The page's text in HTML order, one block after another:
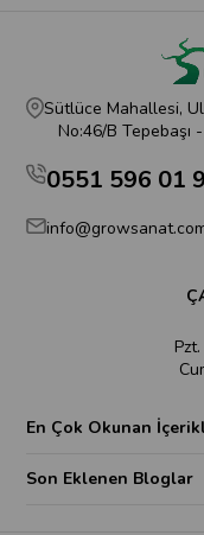
Sütlüce Mahallesi,
No:46/B Tepebaşı
0551 596 01
En Çok Okunan
Son Eklenen Bloglar